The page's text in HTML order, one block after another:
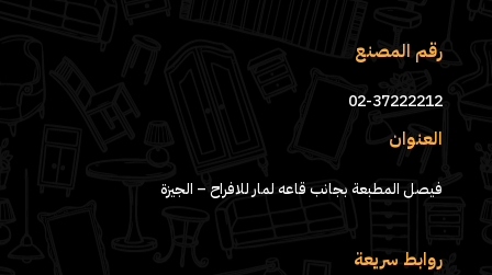
رقم المصنع
02-37222212
العنوان
فيصل المطبعة بجانب قاعه لمار للافراح – الجيزة
روابط سريعة